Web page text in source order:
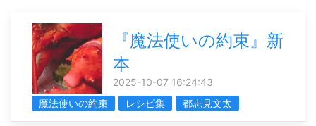
『魔法使いの約束』新
本
2025-10-07 16:24:43
魔法使いの約束
レシピ集 都志見文太